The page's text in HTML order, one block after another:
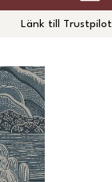
Länk till Trustpilot